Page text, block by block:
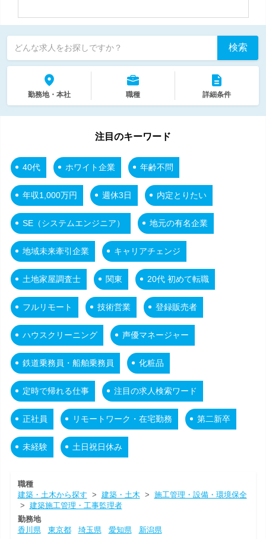
どんな求人をお探しですか？ 検索
勤務地・本社 職種 詳細条件
注目のキーワード
40代 ホワイト企業 年齢不問
年収1,000万円 週休3日 内定とりたい
SE（システムエンジニア） 地元の有名企業
地域未来牽引企業 キャリアチェンジ
土地家屋調査士 関東 20代 初めて転職
フルリモート 技術営業 登録販売者
ハウスクリーニング 声優マネージャー
鉄道乗務員・船舶乗務員 化粧品
定時で帰れる仕事 注目の求人検索ワード
正社員 リモートワーク・在宅勤務 第二新卒
未経験 土日祝日休み
職種
建築・土木から探す > 建築・土木 > 施工管理・設備・環境保全
> 建築施工管理・工事監理者
勤務地
香川県
東京都 埼玉県 愛知県
新潟県